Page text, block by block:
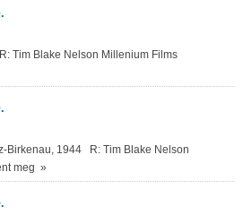
Tim Blake Nelson Millenium Films
Birkenau, 1944 R: Tim Blake Nelson
meg »